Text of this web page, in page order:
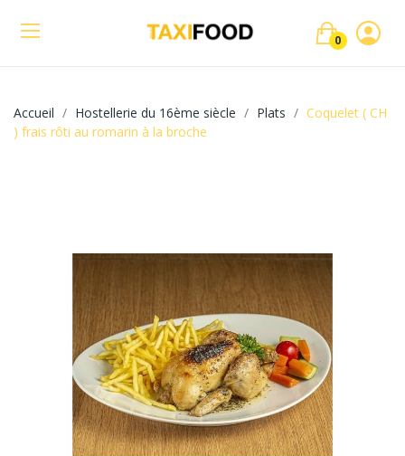
0
Accueil Hostellerie du 16ème siècle Plats
Coquelet ( CH
) frais rôti au romarin à la broche